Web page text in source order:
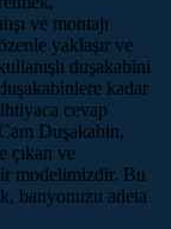
ve montajı
yaklaşır ve
duşakabini
kadar
cevap
Duşakabin,
çıkan ve
modelimizdir. Bu
banyonuzu adeta